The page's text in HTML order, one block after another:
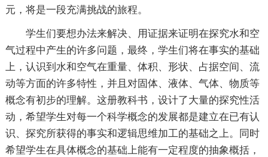
元，将是一段充满挑战的旅程。
学生们要想办法来解决、用证据来证明在探究水和空
气过程中产生的许多问题，最终，学生们将在事实的基础
上，认识到水和空气在重量、体积、形状、占据空间、流
动等方面的许多特性，并且对固体、液体、气体、物质等
概念有初步的理解。这册教科书，设计了大量的探究性活
动，希望学生对每一个科学概念的发展都是建立在已有认
识、探究所获得的事实和逻辑思维加工的基础之上。同时
希望学生在具体概念的基础上能有一定程度的抽象概括，